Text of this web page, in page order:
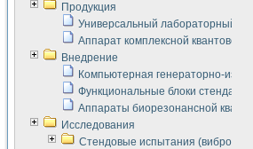
Продукция
Универсальный лабораторный
Аппарат комплексной квантовой
Внедрение
Компьютерная генераторно-
Функциональные блоки стенда
Аппараты биорезонансной
Исследования
Стендовые испытания